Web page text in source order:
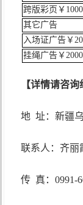
跨版彩页￥
其它广告
入场证广告￥
挂绳广告￥
【详情请咨询
地 址：新疆
联系人：齐丽
传 真： 0991-